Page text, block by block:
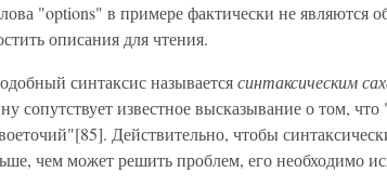
"options" в примере фактически не являются
описания для чтения.
синтаксис называетсясинтаксическим
сопутствует известное высказывание о том, что
Действительно, чтобы
чем может решить проблем, его необходимо